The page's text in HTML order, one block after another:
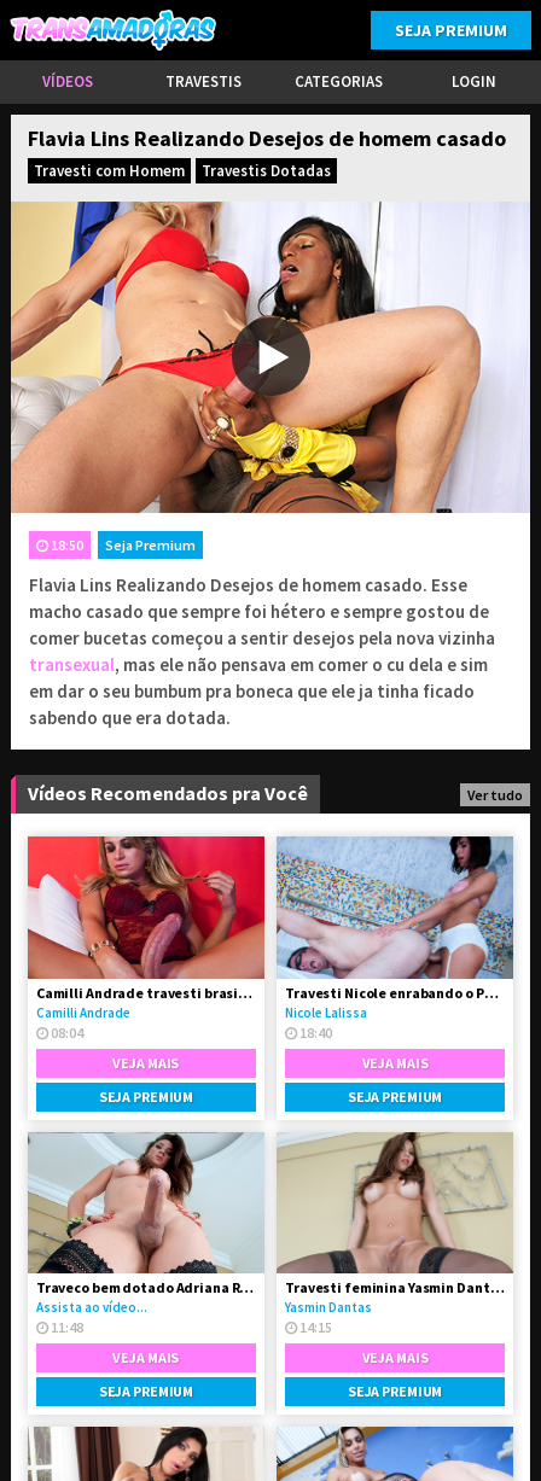
VÍDEOS TRAVESTIS CATEGORIAS LOGIN
SEJA PREMIUM
Flavia Lins Realizando Desejos de homem casado
Travesti com Homem Travestis Dotadas
ASSINE PARA TER ACESSO COMPLETO
1 mês de assinatura
Renovado a cada 1 mês
R$9 ,90
3 meses de assinatura
Renovado a cada 3 meses
R$19,90
R$29,90
Combo Avantajadas
// Acesso a 4 sites
exclusivos
R$29,90
PROSSEGUIR
18:50 Seja Premium
Flavia Lins Realizando Desejos de homem casado. Esse
macho casado que sempre foi hétero e sempre gostou de
comer bucetas começou a sentir desejos pela nova vizinha
transexual, mas ele não pensava em comer o cu dela e sim
em dar o seu bumbum pra boneca que ele ja tinha ficado
sabendo que era dotada.
Vídeos Recomendados pra Você Ver tudo
Camilli Andrade travesti brasileira bem dotada de pau
Camilli Andrade
08:04
VEJA MAIS
SEJA PREMIUM
Travesti Nicole enrabando o Paulo
Nicole Lalissa
18:40
VEJA MAIS
SEJA PREMIUM
Traveco bem dotado Adriana Rodrigues
Assista ao vídeo...
11:48
VEJA MAIS
SEJA PREMIUM
Travesti feminina Yasmin Dantas se exibindo na live
Yasmin Dantas
14:15
VEJA MAIS
SEJA PREMIUM